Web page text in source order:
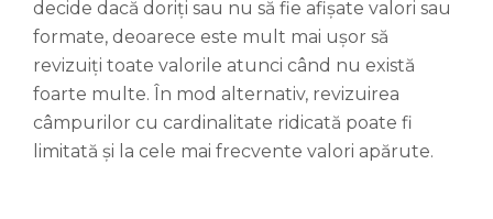
decide dacă doriți sau nu să fie afișate valori sau
formate, deoarece este mult mai ușor să
revizuiți toate valorile atunci când nu există
foarte multe. În mod alternativ, revizuirea
câmpurilor cu cardinalitate ridicată poate fi
limitată și la cele mai frecvente valori apărute.